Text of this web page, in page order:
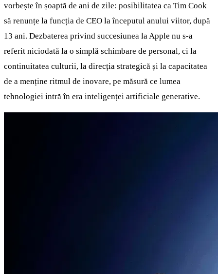
vorbește în șoaptă de ani de zile: posibilitatea ca Tim Cook
să renunțe la funcția de CEO la începutul anului viitor, după
13 ani. Dezbaterea privind succesiunea la Apple nu s-a
referit niciodată la o simplă schimbare de personal, ci la
continuitatea culturii, la direcția strategică și la capacitatea
de a menține ritmul de inovare, pe măsură ce lumea
tehnologiei intră în era inteligenței artificiale generative.